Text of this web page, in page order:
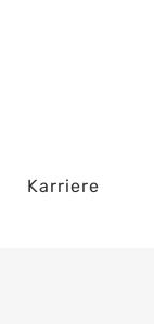
Karriere